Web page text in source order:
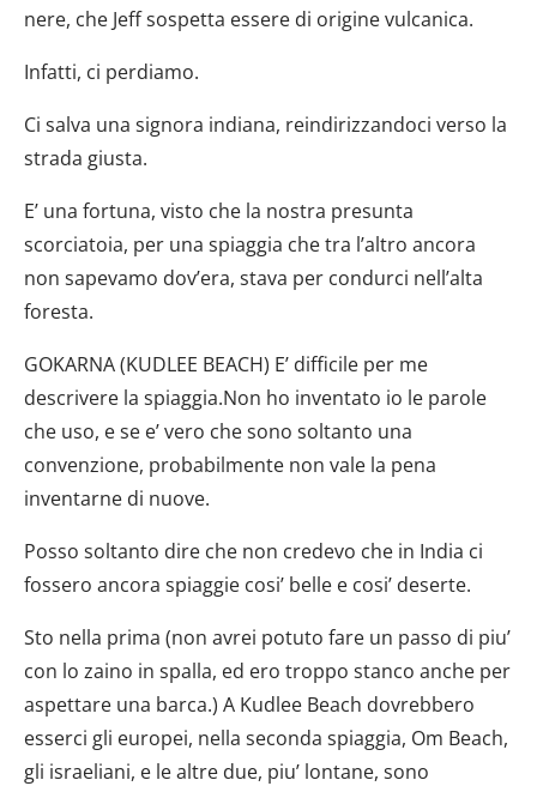
nere, che Jeff sospetta essere di origine vulcanica.
Infatti, ci perdiamo.
Ci salva una signora indiana, reindirizzandoci verso la
strada giusta.
E’ una fortuna, visto che la nostra presunta
scorciatoia, per una spiaggia che tra l’altro ancora
non sapevamo dov’era, stava per condurci nell’alta
foresta.
GOKARNA (KUDLEE BEACH) E’ difficile per me
descrivere la spiaggia.Non ho inventato io le parole
che uso, e se e’ vero che sono soltanto una
convenzione, probabilmente non vale la pena
inventarne di nuove.
Posso soltanto dire che non credevo che in India ci
fossero ancora spiaggie cosi’ belle e cosi’ deserte.
Sto nella prima (non avrei potuto fare un passo di piu’
con lo zaino in spalla, ed ero troppo stanco anche per
aspettare una barca.) A Kudlee Beach dovrebbero
esserci gli europei, nella seconda spiaggia, Om Beach,
gli israeliani, e le altre due, piu’ lontane, sono